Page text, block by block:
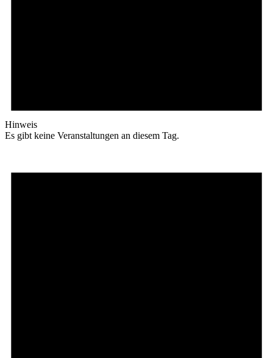
Hinweis
Es gibt keine Veranstaltungen an diesem Tag.